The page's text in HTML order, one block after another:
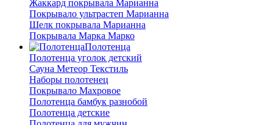
Жаккард покрывала Марианна
Покрывало ультрастеп Марианна
Шелк покрывала Марианна
Покрывала Марка Марко
Полотенца
Полотенца уголок детский
Сауна Метеор Текстиль
Наборы полотенец
Покрывало Махровое
Полотенца бамбук разнобой
Полотенца детские